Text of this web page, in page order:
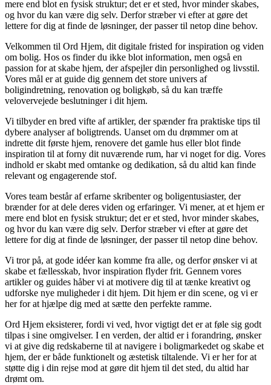
mere end blot en fysisk struktur; det er et sted, hvor minder skabes,
og hvor du kan være dig selv. Derfor stræber vi efter at gøre det
lettere for dig at finde de løsninger, der passer til netop dine behov.
Velkommen til Ord Hjem, dit digitale fristed for inspiration og viden
om bolig. Hos os finder du ikke blot information, men også en
passion for at skabe hjem, der afspejler din personlighed og livsstil.
Vores mål er at guide dig gennem det store univers af
boligindretning, renovation og boligkøb, så du kan træffe
velovervejede beslutninger i dit hjem.
Vi tilbyder en bred vifte af artikler, der spænder fra praktiske tips til
dybere analyser af boligtrends. Uanset om du drømmer om at
indrette dit første hjem, renovere det gamle hus eller blot finde
inspiration til at forny dit nuværende rum, har vi noget for dig. Vores
indhold er skabt med omtanke og dedikation, så du altid kan finde
relevant og engagerende stof.
Vores team består af erfarne skribenter og boligentusiaster, der
brænder for at dele deres viden og erfaringer. Vi mener, at et hjem er
mere end blot en fysisk struktur; det er et sted, hvor minder skabes,
og hvor du kan være dig selv. Derfor stræber vi efter at gøre det
lettere for dig at finde de løsninger, der passer til netop dine behov.
Vi tror på, at gode idéer kan komme fra alle, og derfor ønsker vi at
skabe et fællesskab, hvor inspiration flyder frit. Gennem vores
artikler og guides håber vi at motivere dig til at tænke kreativt og
udforske nye muligheder i dit hjem. Dit hjem er din scene, og vi er
her for at hjælpe dig med at sætte den perfekte ramme.
Ord Hjem eksisterer, fordi vi ved, hvor vigtigt det er at føle sig godt
tilpas i sine omgivelser. I en verden, der altid er i forandring, ønsker
vi at give dig redskaberne til at navigere i boligmarkedet og skabe et
hjem, der er både funktionelt og æstetisk tiltalende. Vi er her for at
støtte dig i din rejse mod at gøre dit hjem til det sted, du altid har
drømt om.